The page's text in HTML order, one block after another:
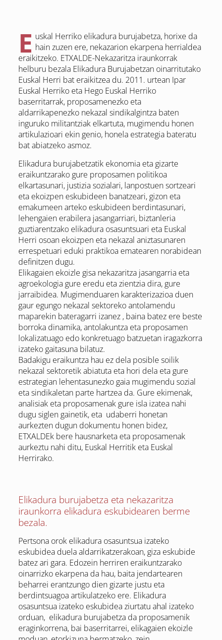
E uskal Herriko elikadura burujabetza, horixe da
hain zuzen ere, nekazarion ekarpena herrialdea
eraikitzeko. ETXALDE-Nekazaritza iraunkorrak
helburu bezala Elikadura Burujabetzan oinarritutako
Euskal Herri bat eraikitzea du. 2011. urtean Ipar
Euskal Herriko eta Hego Euskal Herriko
baserritarrak, proposamenezko eta
aldarrikapenezko nekazal sindikalgintza baten
inguruko militantziak elkartuta, mugimendu honen
artikulazioari ekin genio, honela estrategia bateratu
bat abiatzeko asmoz.
Elikadura burujabetzatik ekonomia eta gizarte
eraikuntzarako gure proposamen politikoa
elkartasunari, justizia sozialari, lanpostuen sortzeari
eta ekoizpen eskubideen banatzeari, gizon eta
emakumeen arteko eskubideen berdintasunari,
lehengaien erabilera jasangarriari, biztanleria
guztiarentzako elikadura osasuntsuari eta Euskal
Herri osoan ekoizpen eta nekazal aniztasunaren
errespetuari eduki praktikoa ematearen norabidean
definitzen dugu.
Elikagaien ekoizle gisa nekazaritza jasangarria eta
agroekologia gure eredu eta zientzia dira, gure
jarraibidea. Mugimenduaren karakterizazioa duen
gaur egungo nekazal sektoreko antolamendu
maparekin bateragarri izanez , baina batez ere beste
borroka dinamika, antolakuntza eta proposamen
lokalizatuago edo konkretuago batzuetan iragazkorra
izateko gaitasuna bilatuz.
Badakigu eraikuntza hau ez dela posible soilik
nekazal sektoretik abiatuta eta hori dela eta gure
estrategian lehentasunezko gaia mugimendu sozial
eta sindikaletan parte hartzea da. Gure ekimenak,
analisiak eta proposamenak gure isla izatea nahi
dugu siglen gainetik, eta udaberri honetan
aurkezten dugun dokumentu honen bidez,
ETXALDEk bere hausnarketa eta proposamenak
aurkeztu nahi ditu, Euskal Herritik eta Euskal
Herrirako.
Elikadura burujabetza eta nekazaritza
iraunkorra elikadura eskubidearen berme
bezala.
Pertsona orok elikadura osasuntsua izateko
eskubidea duela aldarrikatzerakoan, giza eskubide
batez ari gara. Edozein herriren eraikuntzarako
oinarrizko ekarpena da hau, baita jendartearen
beharrei erantzungo dien gizarte justu eta
berdintsuagoa artikulatzeko ere. Elikadura
osasuntsua izateko eskubidea ziurtatu ahal izateko
orduan, elikadura burujabetza da proposamenik
eraginkorrena, bai baserritarrei, elikagaien ekoizle